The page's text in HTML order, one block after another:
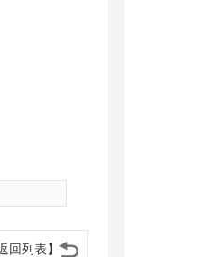
返回列表】